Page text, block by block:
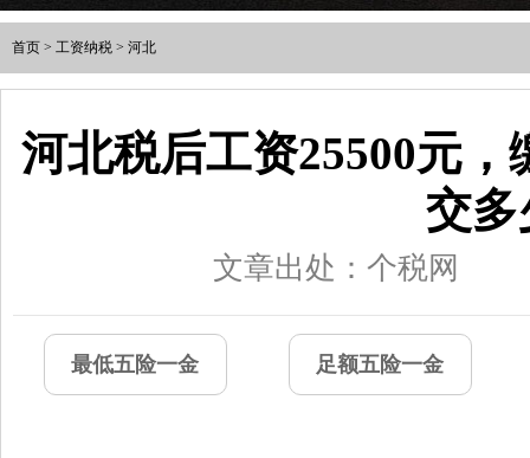
首页 > 工资纳税 > 河北
河北税后工资25500元
交多
文章出处：个税网
最低五险一金 足额五险一金